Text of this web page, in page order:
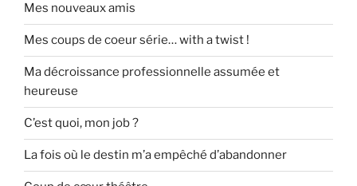
Mes nouveaux amis
Mes coups de coeur série… with a twist !
Ma décroissance professionnelle assumée et
heureuse
C’est quoi, mon job ?
La fois où le destin m’a empêché d’abandonner